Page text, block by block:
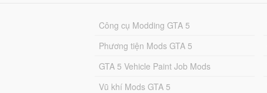
Công cụ Modding GTA 5
Phương tiện Mods GTA 5
GTA 5 Vehicle Paint Job Mods
Vũ khí Mods GTA 5